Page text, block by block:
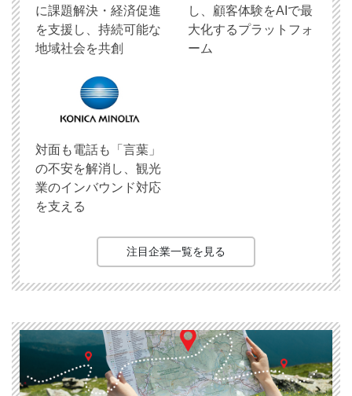
に課題解決・経済促進
を支援し、持続可能な
地域社会を共創
し、顧客体験をAIで最
大化するプラットフォ
ーム
対面も電話も「言葉」
の不安を解消し、観光
業のインバウンド対応
を支える
注目企業一覧を見る